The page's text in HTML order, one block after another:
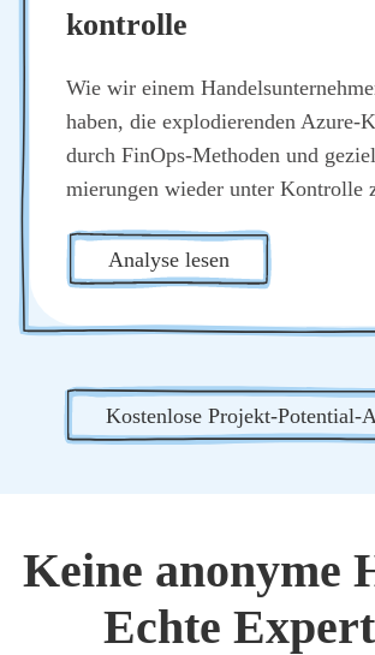
kon­trol­le
Wie wir einem
haben, die explo­die­ren­den Azu­re-
durch Fin­Ops-Metho­den und
mie­run­gen wie­der unter Kon­trol­le
Ana­ly­se lesen
Kos­ten­lo­se Pro­jekt-Poten­ti­al-
Kei­ne anony­me
Ech­te